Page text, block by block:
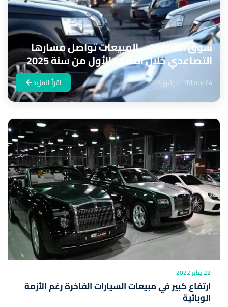
سوق السيارات .. المبيعات تواصل مسارها
التصاعدي خلال النصف الأول من سنة 2025
Maroc2417 يوليوز 2025 اقرأ المزيد
22 يناير 2022
ارتفاع كبير في مبيعات السيارات الفاخرة رغم الأزمة
الوبائية